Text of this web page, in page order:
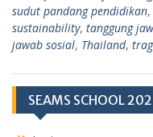
sudut pandang pendidikan,
sustainability, tanggung
jawab sosial, Thailand,
SEAMS SCHOOL